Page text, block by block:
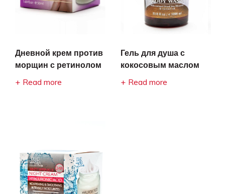
Дневной крем против
морщин с ретинолом
Read more
Гель для душа с
кокосовым маслом
Read more